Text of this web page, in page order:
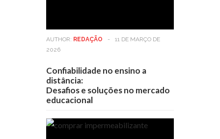
AUTHOR: REDAÇÃO -
11 DE MARÇO DE
2026
Confiabilidade no ensino a
distância:
Desafios e soluções no mercado
educacional